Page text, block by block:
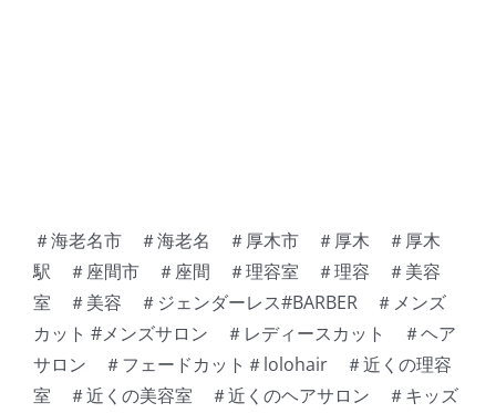
＃海老名市 ＃海老名 ＃厚木市 ＃厚木 ＃厚木
駅 ＃座間市 ＃座間 ＃理容室 ＃理容 ＃美容
室 ＃美容 ＃ジェンダーレス#BARBER ＃メンズ
カット #メンズサロン ＃レディースカット ＃ヘア
サロン ＃フェードカット＃lolohair ＃近くの理容
室 ＃近くの美容室 ＃近くのヘアサロン ＃キッズ